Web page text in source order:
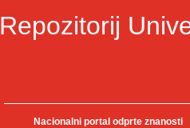
Repozitorij
Nacionalni portal odprte znanosti